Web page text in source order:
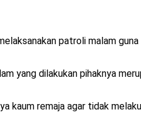
patroli malam
yang dilakukan pihaknya
kaum remaja agar tidak